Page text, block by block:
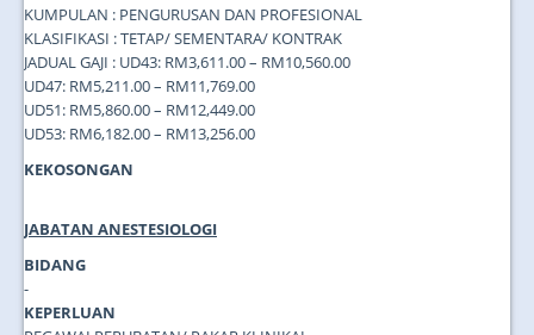
KUMPULAN : PENGURUSAN DAN PROFESIONAL
KLASIFIKASI : TETAP/ SEMENTARA/ KONTRAK
JADUAL GAJI : UD43: RM3,611.00 – RM10,560.00
UD47: RM5,211.00 – RM11,769.00
UD51: RM5,860.00 – RM12,449.00
UD53: RM6,182.00 – RM13,256.00
KEKOSONGAN
JABATAN ANESTESIOLOGI
BIDANG
-
KEPERLUAN